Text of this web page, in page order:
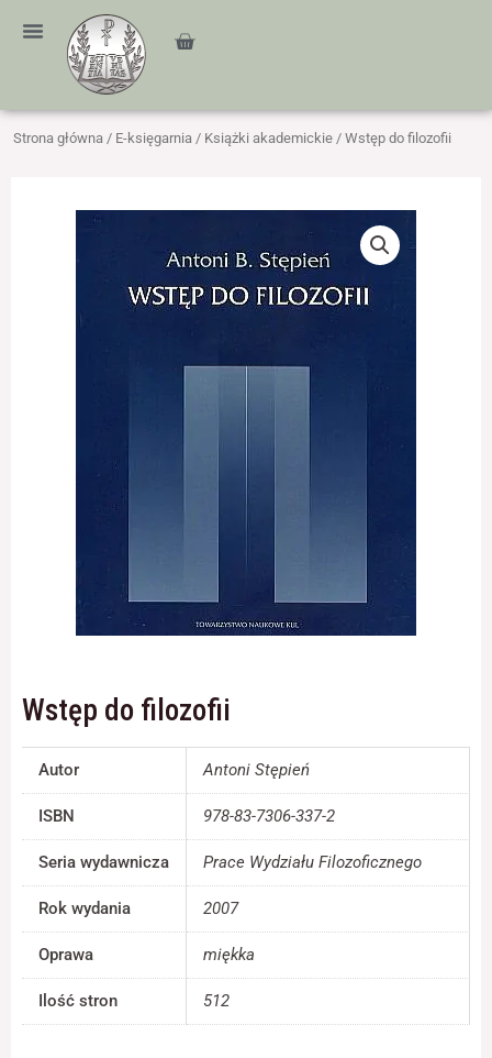
treści
Cart
Strona główna / E-księgarnia / Książki akademickie / Wstęp do filozofii
Wstęp do filozofii
Autor Antoni Stępień
ISBN 978-83-7306-337-2
Seria wydawnicza Prace Wydziału Filozoficznego
Rok wydania 2007
Oprawa miękka
Ilość stron 512
Te pliki cookie
nie są
internetowej.
Statystyka
Abyśmy mogli
poprawić
funkcjonalność
tego, jak strona